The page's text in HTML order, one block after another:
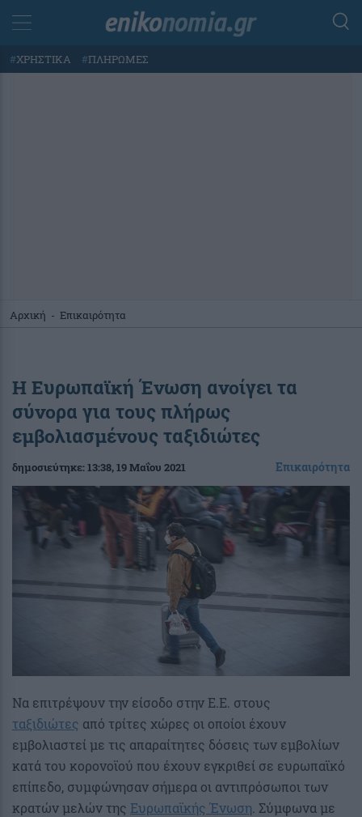
#ΧΡΗΣΤΙΚΑ #ΠΛΗΡΩΜΕΣ
Αρχική - Επικαιρότητα
Η Ευρωπαϊκή Ένωση ανοίγει τα
σύνορα για τους πλήρως
εμβολιασμένους ταξιδιώτες
δημοσιεύτηκε:13:38, 19 Μαΐου 2021 Επικαιρότητα
Να επιτρέψουν την είσοδο στην Ε.Ε. στους
ταξιδιώτες από τρίτες χώρες οι οποίοι έχουν
εμβολιαστεί με τις απαραίτητες δόσεις των εμβολίων
κατά του κορονοϊού που έχουν εγκριθεί σε ευρωπαϊκό
επίπεδο, συμφώνησαν σήμερα οι αντιπρόσωποι των
κρατών μελών της Ευρωπαϊκής Ένωση. Σύμφωνα με